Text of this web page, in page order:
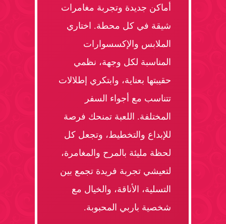
أماكن جديدة وتجربة مغامرات
شيقة في كل محطة. اختاري
الملابس والإكسسوارات
المناسبة لكل وجهة، نظمي
حقيبتها بعناية، وابتكري إطلالات
تتناسب مع أجواء السفر
المختلفة. اللعبة تمنحك فرصة
للإبداع والتخطيط، وتجعل كل
لحظة مليئة بالمرح والمغامرة،
لتعيشي تجربة فريدة تجمع بين
التسلية، الأناقة، والخيال مع
شخصية باربي المحبوبة.